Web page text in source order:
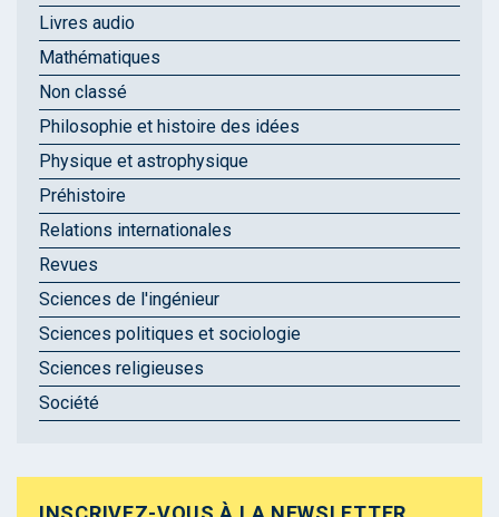
Livres audio
Mathématiques
Non classé
Philosophie et histoire des idées
Physique et astrophysique
Préhistoire
Relations internationales
Revues
Sciences de l'ingénieur
Sciences politiques et sociologie
Sciences religieuses
Société